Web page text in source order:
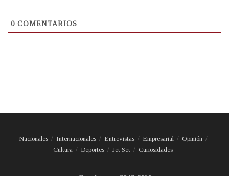
0 COMENTARIOS
Nacionales Internacionales Entrevistas Empresarial
Opinión
Cultura
Deportes Jet Set Curiosidades